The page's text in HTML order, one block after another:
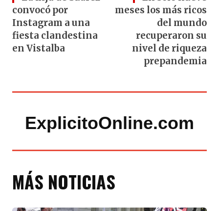
convocó por
Instagram a una
fiesta clandestina
en Vistalba
meses los más ricos
del mundo
recuperaron su
nivel de riqueza
prepandemia
ExplicitoOnline.com
MÁS NOTICIAS